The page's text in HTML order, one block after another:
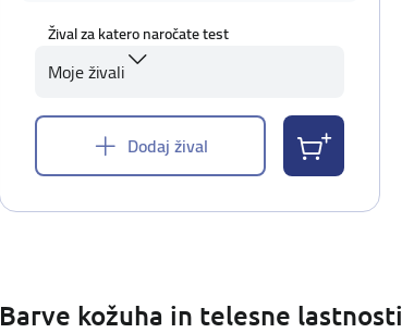
Žival za katero naročate test
Moje živali
Dodaj žival
Barve kožuha in telesne lastnosti